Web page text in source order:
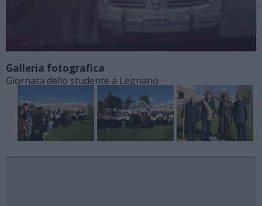
Galleria fotografica
Giornata dello studente a Legnano